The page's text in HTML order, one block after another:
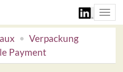
Verpackung
Payment